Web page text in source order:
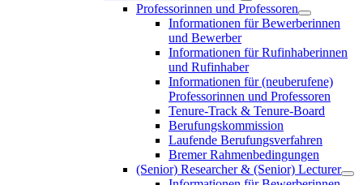
Professorinnen und Professoren
Informationen für Bewerberinnen
und Bewerber
Informationen für Rufinhaberinnen
und Rufinhaber
Informationen für (neuberufene)
Professorinnen und Professoren
Tenure-Track & Tenure-Board
Berufungskommission
Laufende Berufungsverfahren
Bremer Rahmenbedingungen
(Senior) Researcher & (Senior) Lecturer